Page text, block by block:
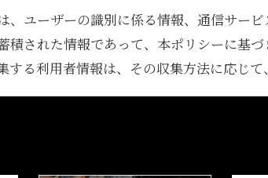
、ユーザーの識別に係る情報、通信サー
積された情報であって、本ポリシーに基
る利用者情報は、その収集方法に応じて